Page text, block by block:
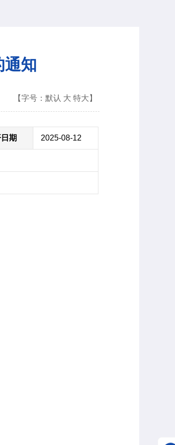
通知
【字号： 默认 大 特大 】
期 2025-08-12